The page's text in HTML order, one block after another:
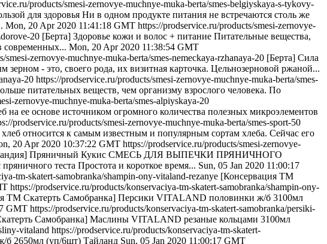
products/smesi-zernovye-muchnye-muka-berta/smes-belgiyskaya-s-tykovy-
для здоровья Ни в одном продукте питания не встречаются столь же
Mon, 20 Apr 2020 11:41:18 GMT https://prodservice.ru/products/smesi-zernovye-
20 [Берта] Здоровье кожи и волос + питание Питательные вещества,
современных... Mon, 20 Apr 2020 11:38:54 GMT
smesi-zernovye-muchnye-muka-berta/smes-nemeckaya-rzhanaya-20 [Берта] Сила
- это, своего рода, их визитная карточка. Цельнозерновой ржаной...
20 https://prodservice.ru/products/smesi-zernovye-muchnye-muka-berta/smes-
питательных веществ, чем организму взрослого человека. По
zernovye-muchnye-muka-berta/smes-alpiyskaya-20
на ее основе источником огромного количества полезных микроэлементов
prodservice.ru/products/smesi-zernovye-muchnye-muka-berta/smes-sport-50
относится к самым известным и популярным сортам хлеба. Сейчас его
20 Apr 2020 10:37:22 GMT https://prodservice.ru/products/smesi-zernovye-
Пряничный Кукис СМЕСЬ ДЛЯ ВЫПЕЧКИ ПРЯНИЧНОГО
теста Простота и короткое время... Sun, 05 Jan 2020 11:00:17
tm-skatert-samobranka/shampin-ony-vitaland-rezanye [Консервация ТМ
https://prodservice.ru/products/konservaciya-tm-skatert-samobranka/shampin-ony-
ТМ Скатерть Самобранка] Персики VITALAND половинки ж/б 3100мл
GMT https://prodservice.ru/products/konservaciya-tm-skatert-samobranka/persiki-
Самобранка] Маслины VITALAND резаные кольцами 3100мл
vitaland https://prodservice.ru/products/konservaciya-tm-skatert-
б 2650мл (уп/6шт) Тайланд Sun, 05 Jan 2020 11:00:17 GMT